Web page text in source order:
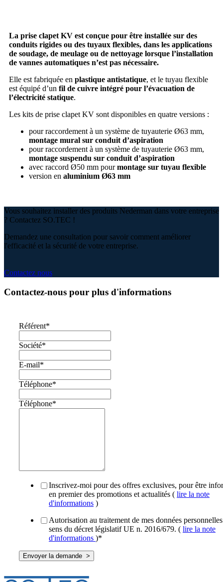
La prise clapet KV est conçue pour être installée sur des
conduits rigides ou des tuyaux flexibles, dans les applications
de soudage, de meulage ou de nettoyage lorsque l’installation
de vannes automatiques n’est pas nécessaire.
Elle est fabriquée en plastique antistatique, et le tuyau flexible
est équipé d’un fil de cuivre intégré pour l’évacuation de
l’électricité statique.
Les kits de prise clapet KV sont disponibles en quatre versions :
pour raccordement à un système de tuyauterie Ø63 mm,
montage mural sur conduit d’aspiration
pour raccordement à un système de tuyauterie Ø63 mm,
montage suspendu sur conduit d’aspiration
avec raccord Ø50 mm pourmontage sur tuyau flexible
version en aluminium Ø63 mm
Vous souhaitez installer des produits Nederman dans votre entreprise
? Contactez SO.TEC !
Demandez une consultation pour savoir comment améliorer
l'efficacité et la sécurité de votre entreprise.
Contactez nous
Contactez-nous pour plus d'informations
Référent*
Société*
E-mail*
Téléphone*
Téléphone*
Inscrivez-moi pour des offres exclusives, pour être
en premier des promotions et actualités ( lire la note
d'informations )
Autorisation au traitement de mes données
sens du décret législatif UE n. 2016/679. ( lire la note
d'informations )*